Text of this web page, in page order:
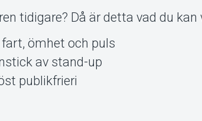
tidigare? Då är detta vad du kan
ömhet och puls
av stand-up
publikfrieri